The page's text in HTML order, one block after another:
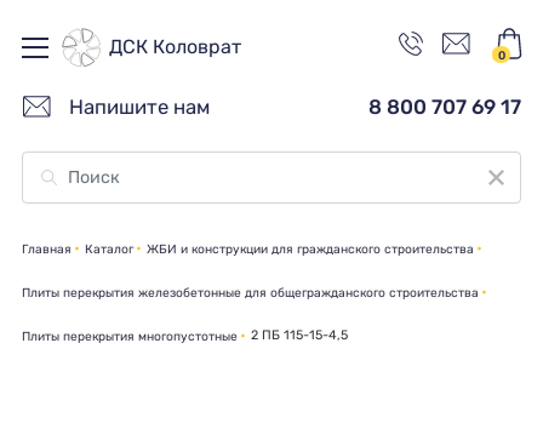
ДСК Коловрат 0
Напишите нам 8 800 707 69 17
Главная Каталог ЖБИ и конструкции для гражданского строительства
Плиты перекрытия железобетонные для общегражданского строительства
Плиты перекрытия многопустотные 2 ПБ 115-15-4,5